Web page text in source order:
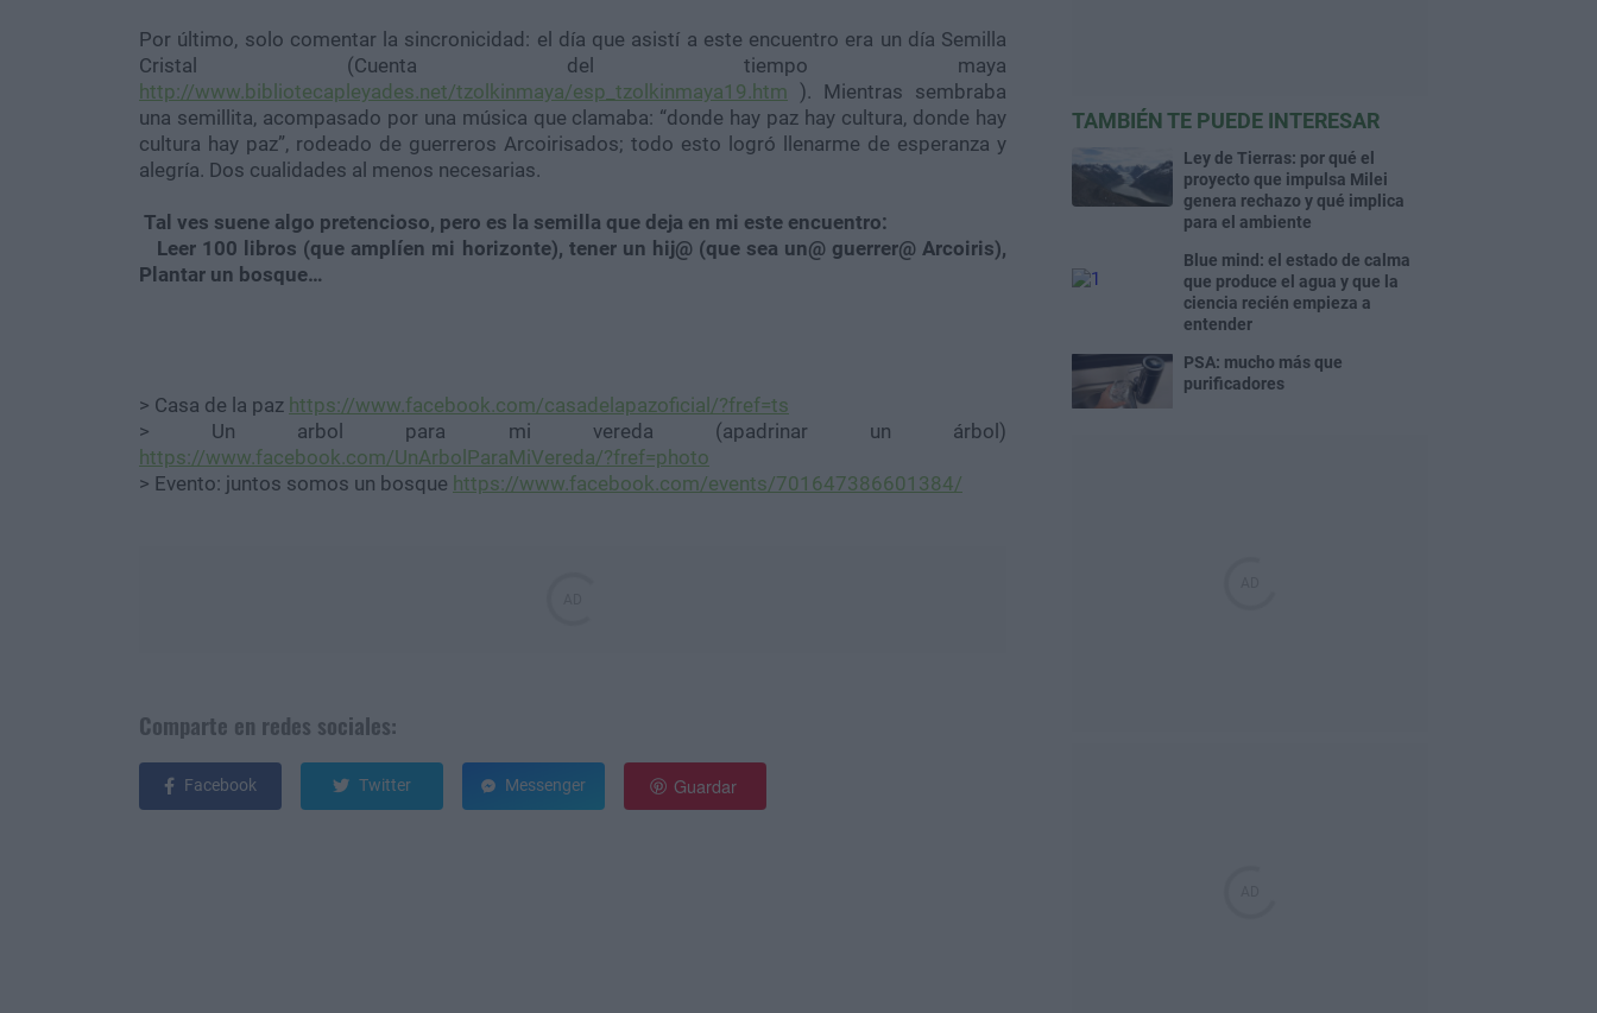
Por último, solo comentar la sincronicidad: el día que asistí a este encuentro era un día Semilla
Cristal (Cuenta del tiempo maya
http://www.bibliotecapleyades.net/tzolkinmaya/esp_tzolkinmaya19.htm ). Mientras sembraba
una semillita, acompasado por una música que clamaba: “donde hay paz hay cultura, donde hay
cultura hay paz”, rodeado de guerreros Arcoirisados; todo esto logró llenarme de esperanza y
alegría. Dos cualidades al menos necesarias.
Tal ves suene algo pretencioso, pero es la semilla que deja en mi este encuentro:
Leer 100 libros (que amplíen mi horizonte), tener un hij@ (que sea un@ guerrer@ Arcoiris),
Plantar un bosque…
> Casa de la paz https://www.facebook.com/casadelapazoficial/?fref=ts
> Un arbol para mi vereda (apadrinar un árbol)
https://www.facebook.com/UnArbolParaMiVereda/?fref=photo
> Evento: juntos somos un bosque https://www.facebook.com/events/701647386601384/
Comparte en redes sociales:
Facebook Twitter Messenger Guardar
TAMBIÉN TE PUEDE INTERESAR
Ley de Tierras: por qué el
proyecto que impulsa Milei
genera rechazo y qué implica
para el ambiente
Blue mind: el estado de calma
que produce el agua y que la
ciencia recién empieza a
entender
PSA: mucho más que
purificadores